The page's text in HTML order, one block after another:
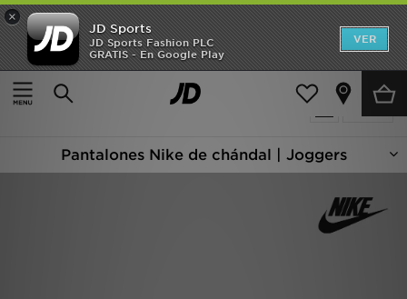
×
JD Sports
JD Sports Fashion PLC
GRATIS - En Google Play
VER
Página principal
Nike Pantalones De Chandal
159 productos encontrados
Pantalones Nike de chándal | Joggers
Hombre
Mujer
Accesorios